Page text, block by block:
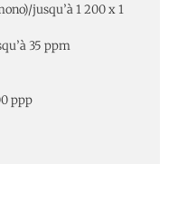
jusqu’à 1 200 x 1
35 ppm
ppp